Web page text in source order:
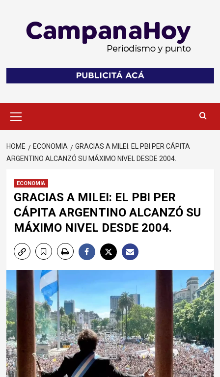
Menu
HOME ECONOMIA
GRACIAS A MILEI: EL PBI PER CÁPITA
ARGENTINO ALCANZÓ SU MÁXIMO NIVEL DESDE 2004.
ECONOMIA
GRACIAS A MILEI: EL PBI PER
CÁPITA ARGENTINO ALCANZÓ SU
MÁXIMO NIVEL DESDE 2004.